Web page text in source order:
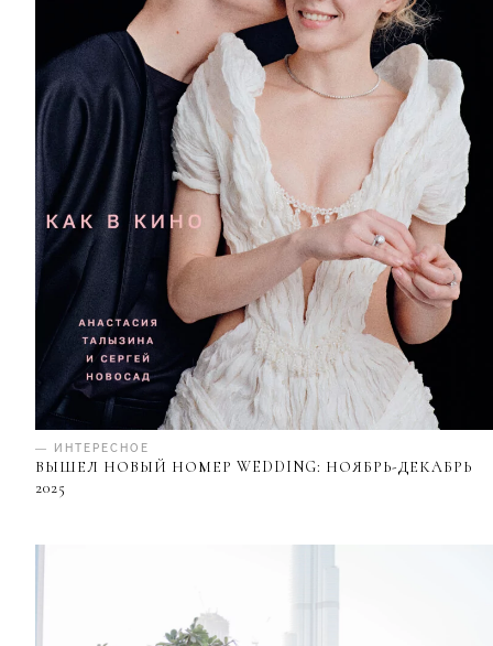
— ИНТЕРЕСНОЕ
ВЫШЕЛ НОВЫЙ НОМЕР WEDDING: НОЯБРЬ-ДЕКАБРЬ
2025